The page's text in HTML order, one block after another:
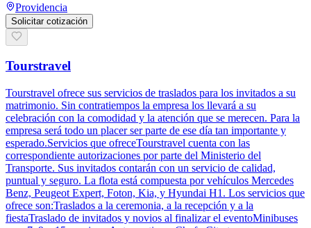
Providencia
Solicitar cotización
Tourstravel
Tourstravel ofrece sus servicios de traslados para los invitados a su
matrimonio. Sin contratiempos la empresa los llevará a su
celebración con la comodidad y la atención que se merecen. Para la
empresa será todo un placer ser parte de ese día tan importante y
esperado.Servicios que ofreceTourstravel cuenta con las
correspondiente autorizaciones por parte del Ministerio del
Transporte. Sus invitados contarán con un servicio de calidad,
puntual y seguro. La flota está compuesta por vehículos Mercedes
Benz, Peugeot Expert, Foton, Kia, y Hyundai H1. Los servicios que
ofrece son:Traslados a la ceremonia, a la recepción y a la
fiestaTraslado de invitados y novios al finalizar el eventoMinibuses